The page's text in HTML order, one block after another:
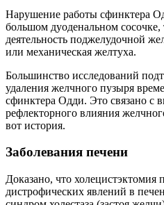
Нарушение работы сфинктера
большом дуоденальном
деятельность поджелудочной
или механическая желтуха.
Большинство исследований
удаления желчного пузыря
сфинктера Одди. Это связано с
рефлекторного влияния
вот история.
Заболевания печени
Доказано, что
дистрофических явлений в